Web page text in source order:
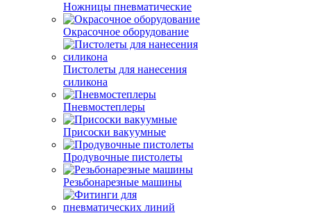
Ножницы пневматические
Окрасочное оборудование
Пистолеты для нанесения
силикона
Пневмостеплеры
Присоски вакуумные
Продувочные пистолеты
Резьбонарезные машины